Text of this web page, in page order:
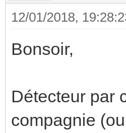
12/01/2018,
Bonsoir,
Détecteur par
compagnie